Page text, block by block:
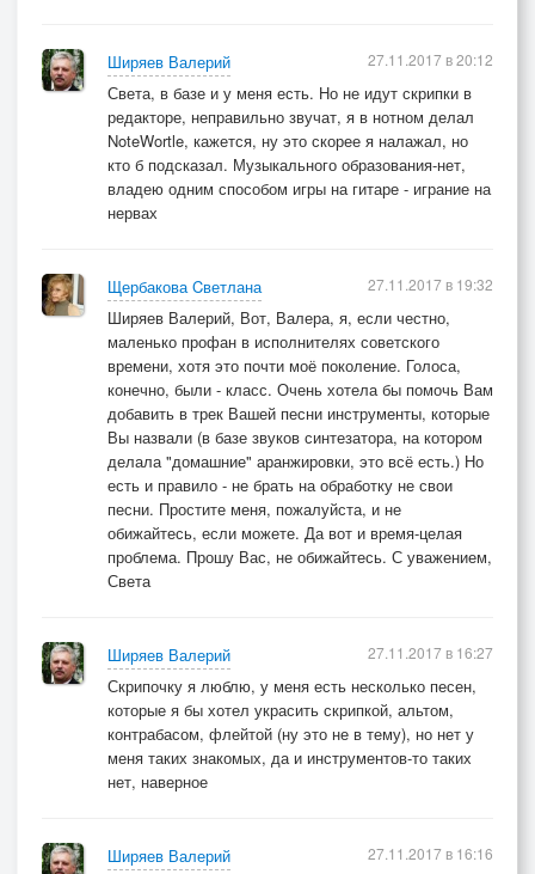
Ширяев Валерий
Света, в базе и у меня есть. Но не идут скрипки в
редакторе, неправильно звучат, я в нотном делал
NoteWortle, кажется, ну это скорее я налажал, но
кто б подсказал. Музыкального образования-нет,
владею одним способом игры на гитаре - играние на
нервах
27.11.2017 в 20:12
Щербакова Cветлана
Ширяев Валерий, Вот, Валера, я, если честно,
маленько профан в исполнителях советского
времени, хотя это почти моё поколение. Голоса,
конечно, были - класс. Очень хотела бы помочь Вам
добавить в трек Вашей песни инструменты, которые
Вы назвали (в базе звуков синтезатора, на котором
делала "домашние" аранжировки, это всё есть.) Но
есть и правило - не брать на обработку не свои
песни. Простите меня, пожалуйста, и не
обижайтесь, если можете. Да вот и время-целая
проблема. Прошу Вас, не обижайтесь. С уважением,
Света
27.11.2017 в 19:32
Ширяев Валерий
Скрипочку я люблю, у меня есть несколько песен,
которые я бы хотел украсить скрипкой, альтом,
контрабасом, флейтой (ну это не в тему), но нет у
меня таких знакомых, да и инструментов-то таких
нет, наверное
27.11.2017 в 16:27
Ширяев Валерий
27.11.2017 в 16:16